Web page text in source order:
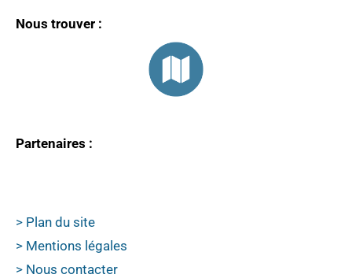
Nous trouver :
Partenaires :
> Plan du site
> Mentions légales
> Nous contacter